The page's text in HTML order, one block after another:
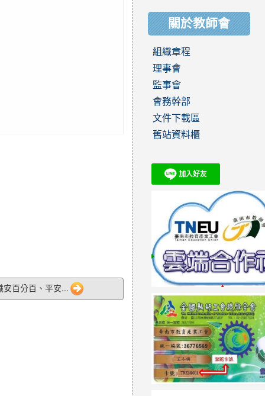
百分百、平安...
關於教師會
組織章程
理事會
監事會
會務幹部
文件下載區
舊站資料櫃